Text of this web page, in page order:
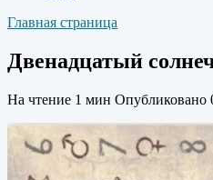
Главная страница
Двенадцатый
На чтение 1 мин Опубликовано